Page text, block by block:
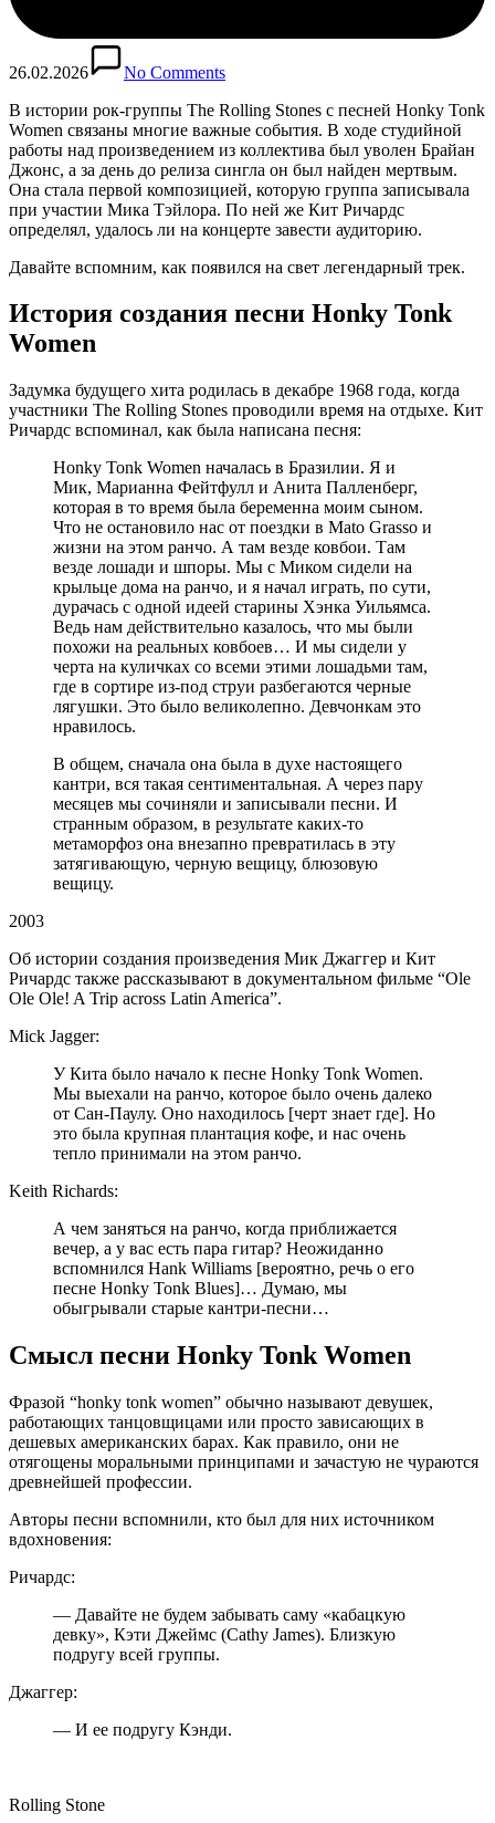
26.02.2026
No Comments
В истории рок-группы The Rolling Stones с песней Honky Tonk
Women связаны многие важные события. В ходе студийной
работы над произведением из коллектива был уволен Брайан
Джонс, а за день до релиза сингла он был найден мертвым.
Она стала первой композицией, которую группа записывала
при участии Мика Тэйлора. По ней же Кит Ричардс
определял, удалось ли на концерте завести аудиторию.
Давайте вспомним, как появился на свет легендарный трек.
История создания песни Honky Tonk
Women
Задумка будущего хита родилась в декабре 1968 года, когда
участники The Rolling Stones проводили время на отдыхе. Кит
Ричардс вспоминал, как была написана песня:
Honky Tonk Women началась в Бразилии. Я и
Мик, Марианна Фейтфулл и Анита Палленберг,
которая в то время была беременна моим сыном.
Что не остановило нас от поездки в Mato Grasso и
жизни на этом ранчо. А там везде ковбои. Там
везде лошади и шпоры. Мы с Миком сидели на
крыльце дома на ранчо, и я начал играть, по сути,
дурачась с одной идеей старины Хэнка Уильямса.
Ведь нам действительно казалось, что мы были
похожи на реальных ковбоев… И мы сидели у
черта на куличках со всеми этими лошадьми там,
где в сортире из-под струи разбегаются черные
лягушки. Это было великолепно. Девчонкам это
нравилось.
В общем, сначала она была в духе настоящего
кантри, вся такая сентиментальная. А через пару
месяцев мы сочиняли и записывали песни. И
странным образом, в результате каких-то
метаморфоз она внезапно превратилась в эту
затягивающую, черную вещицу, блюзовую
вещицу.
2003
Об истории создания произведения Мик Джаггер и Кит
Ричардс также рассказывают в документальном фильме “Ole
Ole Ole! A Trip across Latin America”.
Mick Jagger:
У Кита было начало к песне Honky Tonk Women.
Мы выехали на ранчо, которое было очень далеко
от Сан-Паулу. Оно находилось [черт знает где]. Но
это была крупная плантация кофе, и нас очень
тепло принимали на этом ранчо.
Keith Richards:
А чем заняться на ранчо, когда приближается
вечер, а у вас есть пара гитар? Неожиданно
вспомнился Hank Williams [вероятно, речь о его
песне Honky Tonk Blues]… Думаю, мы
обыгрывали старые кантри-песни…
Смысл песни Honky Tonk Women
Фразой “honky tonk women” обычно называют девушек,
работающих танцовщицами или просто зависающих в
дешевых американских барах. Как правило, они не
отягощены моральными принципами и зачастую не чураются
древнейшей профессии.
Авторы песни вспомнили, кто был для них источником
вдохновения:
Ричардс:
— Давайте не будем забывать саму «кабацкую
девку», Кэти Джеймс (Cathy James). Близкую
подругу всей группы.
Джаггер:
— И ее подругу Кэнди.
Rolling Stone